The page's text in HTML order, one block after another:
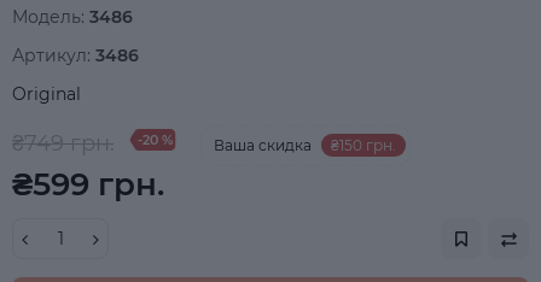
Модель: 3486
Артикул: 3486
Original
₴749 грн. -20 % Ваша cкидка ₴150 грн.
₴599 грн.